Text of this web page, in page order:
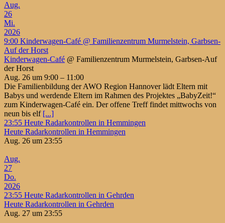
Aug.
26
Mi.
2026
9:00 Kinderwagen-Café @ Familienzentrum Murmelstein, Garbsen-
Auf der Horst
Kinderwagen-Café @ Familienzentrum Murmelstein, Garbsen-Auf
der Horst
Aug. 26 um 9:00 – 11:00
Die Familienbildung der AWO Region Hannover lädt Eltern mit
Babys und werdende Eltern im Rahmen des Projektes „BabyZeit!“
zum Kinderwagen-Café ein. Der offene Treff findet mittwochs von
neun bis elf [...]
23:55 Heute Radarkontrollen in Hemmingen
Heute Radarkontrollen in Hemmingen
Aug. 26 um 23:55
Aug.
27
Do.
2026
23:55 Heute Radarkontrollen in Gehrden
Heute Radarkontrollen in Gehrden
Aug. 27 um 23:55